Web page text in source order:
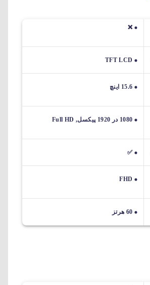
❌
TFT LCD
15.6 اینچ
1080 در 1920 پیکسل, Full HD
✅
FHD
60 هرتز